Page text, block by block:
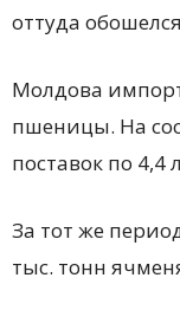
оттуда
Молдова
пшеницы. На
поставок по 4,4
За тот же
тыс. тонн